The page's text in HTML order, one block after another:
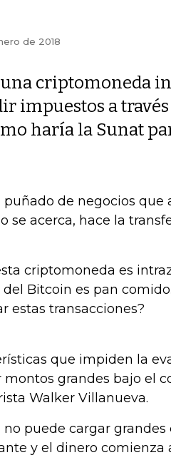
de 2018
criptomoneda
impuestos a
haría la Sunat
puñado de negocios
se acerca, hace la
criptomoneda es
Bitcoin es pan
estas transacciones?
que impiden la
grandes bajo el
Walker Villanueva.
no puede cargar
y el dinero comienza